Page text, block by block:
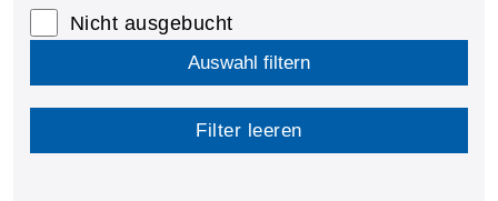
Nicht ausgebucht
Auswahl filtern
Filter leeren